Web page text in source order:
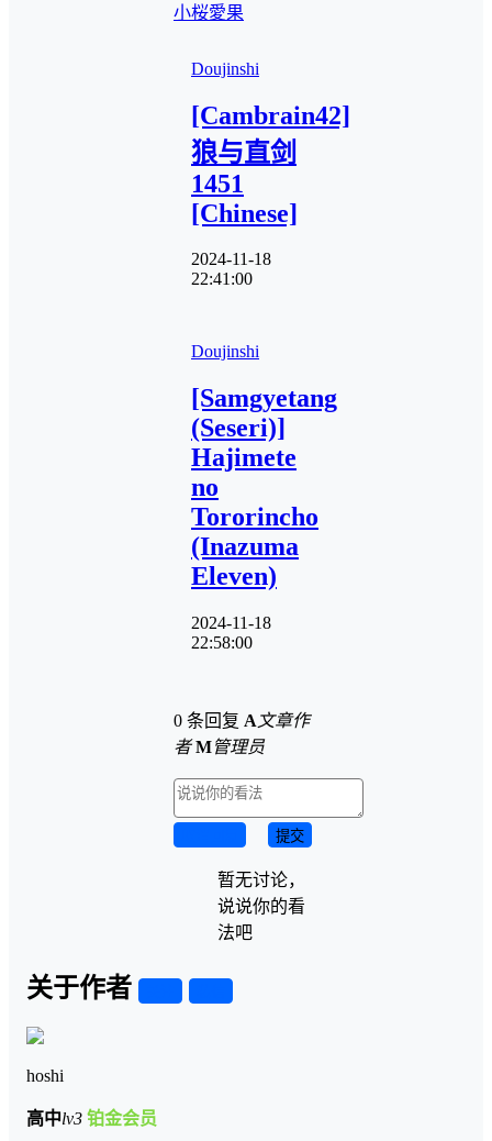
小桜愛果
Doujinshi
[Cambrain42]
狼与直剑
1451
[Chinese]
2024-11-18
22:41:00
Doujinshi
[Samgyetang
(Seseri)]
Hajimete
no
Tororincho
(Inazuma
Eleven)
2024-11-18
22:58:00
0 条回复 A 文章作
者 M管理员
提交
暂无讨论，
说说你的看
法吧
关于作者
hoshi
高中lv3 铂金会员